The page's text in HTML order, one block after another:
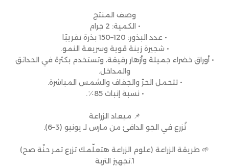
وصف المنتج
• الكمية: 2 جرام
• عدد البذور: 120–150 بذرة تقريبًا
• شجيرة زينة قوية وسريعة النمو.
• أوراق خضراء جميلة وأزهار رقيقة، وتستخدم بكثرة في الحدائق
والمداخل.
• تتحمل الحرّ والجفاف والشمس المباشرة.
• نسبة إنبات 85٪.
📌 ميعاد الزراعة
تُزرع في الجو الدافئ من مارس لـ يونيو (3–6).
🌱 طريقة الزراعة (علوم الزراعة هتعلّمك تزرع تمر حنّة صح)
1.تجهيز التربة